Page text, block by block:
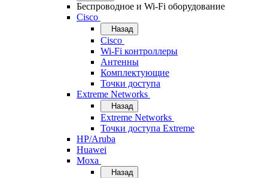
Беспроводное и Wi-Fi оборудование
Cisco
Назад
Cisco
Wi-Fi контроллеры
Антенны
Комплектующие
Точки доступа
Extreme Networks
Назад
Extreme Networks
Точки доступа Extreme
HP/Aruba
Huawei
Moxa
Назад